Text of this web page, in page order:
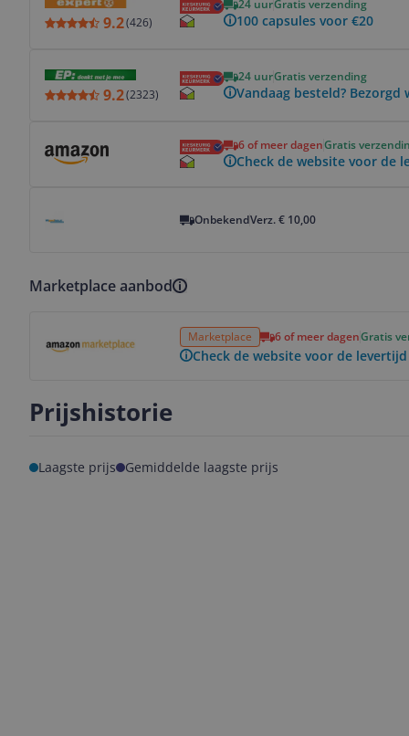
9.2(426)
24 uurGratis verzending
100 capsules voor €20
9.2(2323)
24 uurGratis verzending
Vandaag besteld?
6 of meer dagenGratis
Check de website voor de
OnbekendVerz. € 10,00
Marketplace aanbod
Marketplace 6 of meer dagenGratis
Check de website voor de
Prijshistorie
Laagste prijs Gemiddelde laagste prijs